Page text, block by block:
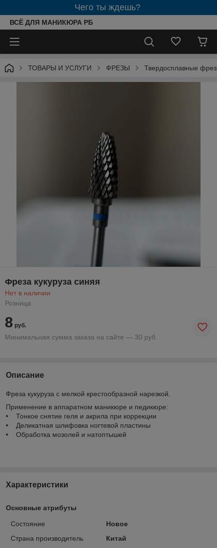
Чего ты ждешь?
ВСЁ ДЛЯ МАНИКЮРА РБ
ТОВАРЫ И УСЛУГИ ФРЕЗЫ Твердосплавные
Фреза кукуруза синяя
Нет в наличии
Розница
8 руб.
Минимальная сумма заказа на сайте — 30 руб.
Описание
Фреза кукуруза с мелкой крестообразной нарезкой.
Применение в аппаратном маникюре и педикюре:
• Тонкое снятие геля и акрила при коррекции
• Деликатная шлифовка ногтевой пластины
• Обработка мозолей и натоптышей
Характеристики
Основные атрибуты
Состояние
Новое
Страна производитель
Китай